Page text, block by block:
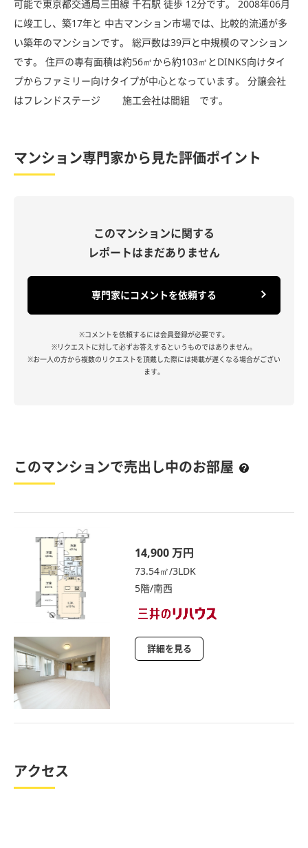
可能で東京都交通局三田線 千石駅 徒歩 12分です。 2008年06月
に竣工し、築17年と 中古マンション市場では、比較的流通が多
い築年のマンションです。 総戸数は39戸と中規模のマンション
です。 住戸の専有面積は約56㎡から約103㎡とDINKS向けタイ
プからファミリー向けタイプが中心となっています。 分譲会社
はフレンドステージ 施工会社は間組 です。
マンション専門家から見た評価ポイント
このマンションに関する
レポートはまだありません
専門家にコメントを依頼する
※コメントを依頼するには会員登録が必要です。
※リクエストに対して必ずお答えするというものではありません。
※お一人の方から複数のリクエストを頂戴した際には掲載が遅くなる場合がござい
ます。
このマンションで売出し中のお部屋
14,900 万円
73.54㎡/3LDK
5階/南西
詳細を見る
アクセス